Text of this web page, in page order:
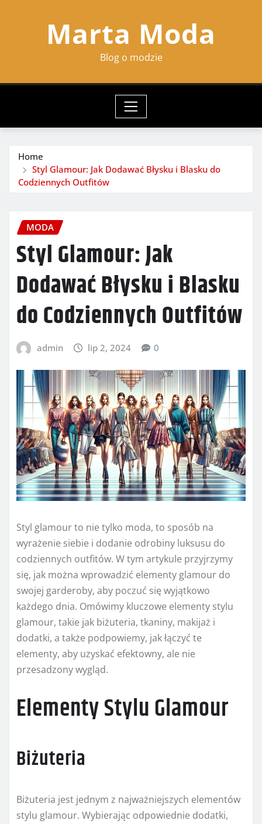
Marta Moda
Blog o modzie
Home
Styl Glamour: Jak Dodawać Błysku i Blasku do
Codziennych Outfitów
MODA
Styl Glamour: Jak
Dodawać Błysku i Blasku
do Codziennych Outfitów
admin lip 2, 2024 0
Styl glamour to nie tylko moda, to sposób na
wyrażenie siebie i dodanie odrobiny luksusu do
codziennych outfitów. W tym artykule przyjrzymy
się, jak można wprowadzić elementy glamour do
swojej garderoby, aby poczuć się wyjątkowo
każdego dnia. Omówimy kluczowe elementy stylu
glamour, takie jak biżuteria, tkaniny, makijaż i
dodatki, a także podpowiemy, jak łączyć te
elementy, aby uzyskać efektowny, ale nie
przesadzony wygląd.
Elementy Stylu Glamour
Biżuteria
Biżuteria jest jednym z najważniejszych elementów
stylu glamour. Wybierając odpowiednie dodatki,